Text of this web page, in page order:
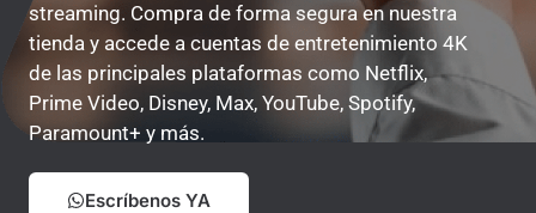
streaming. Compra de forma segura en nuestra
tienda y accede a cuentas de entretenimiento 4K
de las principales plataformas como Netflix,
Prime Video, Disney, Max, YouTube, Spotify,
Paramount+ y más.
Escríbenos YA